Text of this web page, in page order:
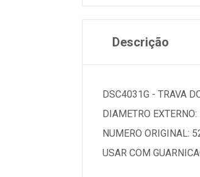
Descrição
DSC4031G - TRAVA
DIAMETRO
NUMERO ORIGINAL:
USAR COM